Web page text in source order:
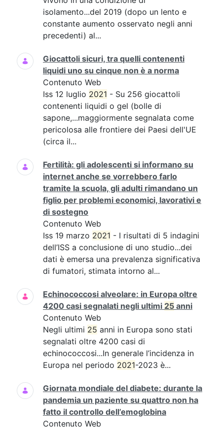
isolamento...del 2019 (dopo un lento e
constante aumento osservato negli anni
precedenti) al...
Giocattoli sicuri, tra quelli contenenti
liquidi uno su cinque non è a norma
Contenuto Web
Iss 12 luglio 2021 - Su 256 giocattoli
contenenti liquidi o gel (bolle di
sapone,...maggiormente segnalata come
pericolosa alle frontiere dei Paesi dell'UE
(circa il...
Fertilità: gli adolescenti si informano su
internet anche se vorrebbero farlo
tramite la scuola, gli adulti rimandano un
figlio per problemi economici, lavorativi e
di sostegno
Contenuto Web
Iss 19 marzo 2021 - I risultati di 5 indagini
dell’ISS a conclusione di uno studio...dei
dati è emersa una prevalenza significativa
di fumatori, stimata intorno al...
Echinococcosi alveolare: in Europa oltre
4200 casi segnalati negli ultimi 25 anni
Contenuto Web
Negli ultimi 25 anni in Europa sono stati
segnalati oltre 4200 casi di
echinococcosi...In generale l’incidenza in
Europa nel periodo 2021-2023 è...
Giornata mondiale del diabete: durante la
pandemia un paziente su quattro non ha
fatto il controllo dell’emoglobina
Contenuto Web